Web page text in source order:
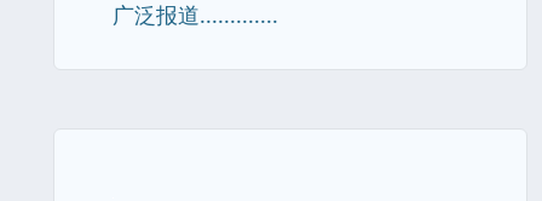
广泛报道.............